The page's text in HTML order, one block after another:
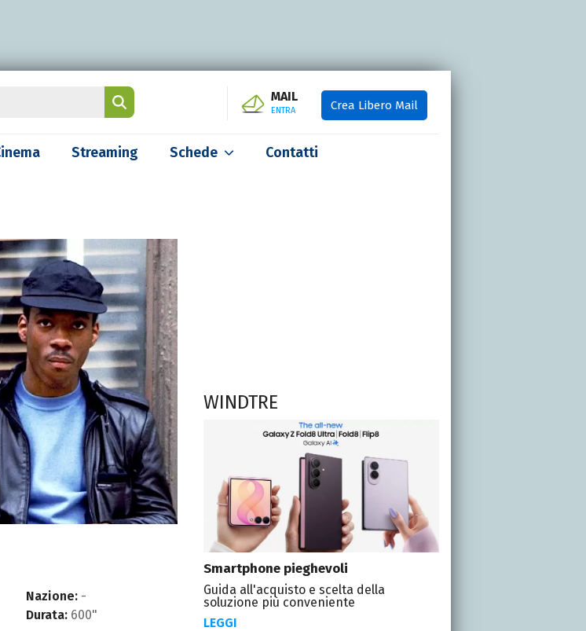
MAIL
ENTRA Crea Libero Mail
Streaming Schede Contatti
Nazione: -
Durata: 600"
WINDTRE
Smartphone pieghevoli
Guida all'acquisto e scelta della
soluzione più conveniente
LEGGI